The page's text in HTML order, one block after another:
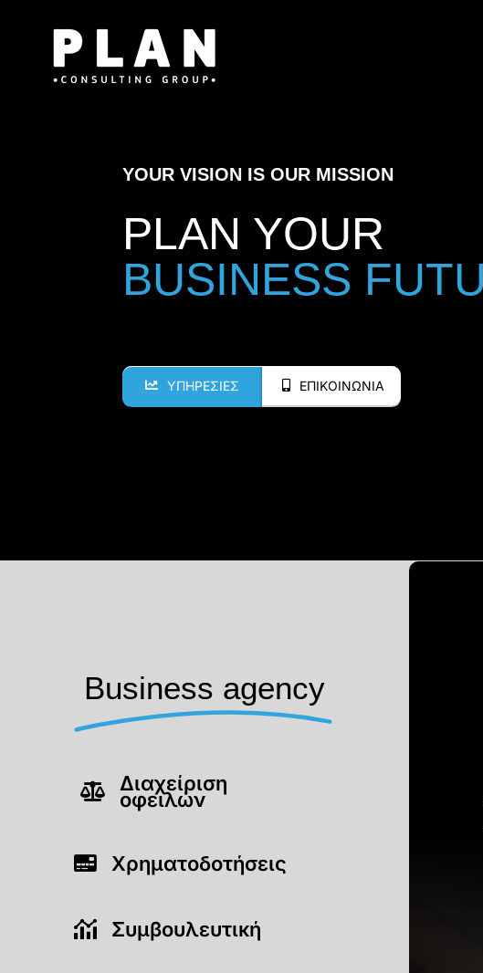
YOUR VISION IS OUR MISSION
PLAN YOUR
ΥΠΗΡΕΣΙΕΣ ΕΠΙΚΟΙΝΩΝΙΑ
Business agency
Διαχείριση
οφειλών
Χρηματοδοτήσεις
Συμβουλευτική